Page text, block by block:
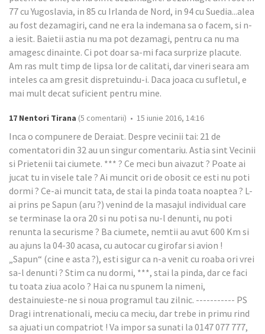
77 cu Yugoslavia, in 85 cu Irlanda de Nord, in 94 cu Suedia...alea
au fost dezamagiri, cand ne era la indemana sa o facem, si n-
a iesit. Baietii astia nu ma pot dezamagi, pentru ca nu ma
amagesc dinainte. Ci pot doar sa-mi faca surprize placute.
Am ras mult timp de lipsa lor de calitati, dar vineri seara am
inteles ca am gresit dispretuindu-i. Daca joaca cu sufletul, e
mai mult decat suficient pentru mine.
17 Nentori Tirana (5 comentarii) • 15 iunie 2016, 14:16
Inca o compunere de Deraiat. Despre vecinii tai: 21 de
comentatori din 32 au un singur comentariu. Astia sint Vecinii
si Prietenii tai ciumete. *** ? Ce meci bun aivazut ? Poate ai
jucat tu in visele tale ? Ai muncit ori de obosit ce esti nu poti
dormi ? Ce-ai muncit tata, de stai la pinda toata noaptea ? L-
ai prins pe Sapun (aru ?) venind de la masajul individual care
se terminase la ora 20 si nu poti sa nu-l denunti, nu poti
renunta la securisme ? Ba ciumete, nemtii au avut 600 Km si
au ajuns la 04-30 acasa, cu autocar cu girofar si avion !
„Sapun“ (cine e asta ?), esti sigur ca n-a venit cu roaba ori vrei
sa-l denunti ? Stim ca nu dormi, ***, stai la pinda, dar ce faci
tu toata ziua acolo ? Hai ca nu spunem la nimeni,
destainuieste-ne si noua programul tau zilnic. ----------- PS
Dragi intrenationali, meciu ca meciu, dar trebe in primu rind
sa ajuati un compatriot ! Va impor sa sunati la 0147 077 777,